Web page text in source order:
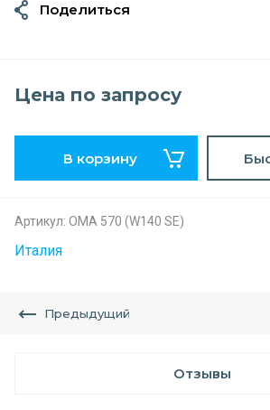
Цена по запросу
В корзину
Артикул: ОМА 570 (W140 SE)
Италия
Поделиться
Предыдущий
Отзывы